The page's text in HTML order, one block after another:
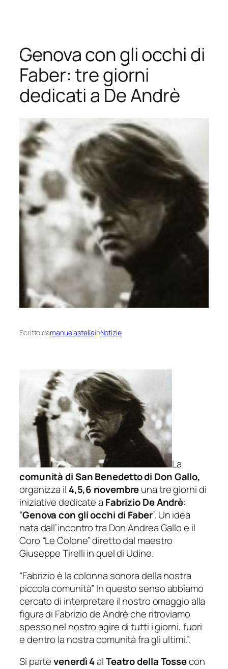
contenuto
Genova con gli occhi di
Faber: tre giorni
dedicati a De Andrè
Scritto damanuelastellainNotizie
La
comunità di San Benedetto di Don Gallo,
organizza il 4,5,6 novembreuna tre giorni di
iniziative dedicate a Fabrizio De Andrè:
“Genova con gli occhi di Faber”. Un idea
nata dall’incontro tra Don Andrea Gallo e il
Coro “Le Colone” diretto dal maestro
Giuseppe Tirelli in quel di Udine.
“Fabrizio è la colonna sonora della nostra
piccola comunità” In questo senso abbiamo
cercato di interpretare il nostro omaggio alla
figura di Fabrizio de Andrè che ritroviamo
spesso nel nostro agire di tutti i giorni, fuori
e dentro la nostra comunità fra gli ultimi.”.
Si partevenerdì 4alTeatro della Tossecon